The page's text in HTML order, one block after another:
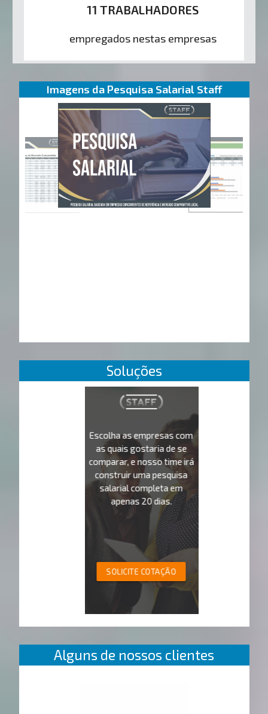
11 TRABALHADORES
empregados nestas empresas
Imagens da Pesquisa Salarial Staff
Soluções
Escolha as empresas com
as quais gostaria de se
comparar, e nosso time irá
construir uma pesquisa
salarial completa em
apenas 20 dias.
SOLICITE COTAÇÃO
Alguns de nossos clientes